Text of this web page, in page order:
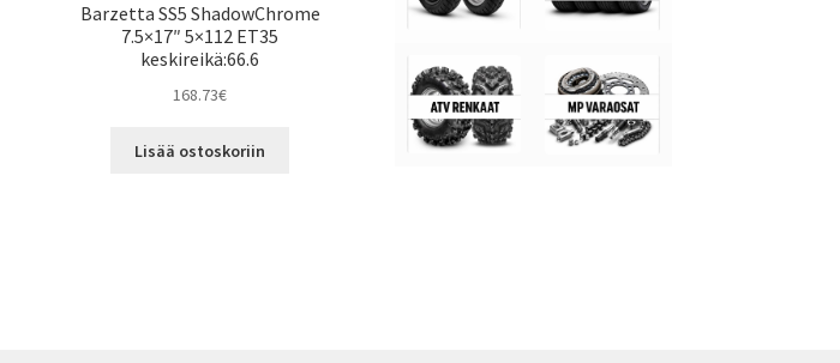
Barzetta SS5 ShadowChrome
7.5×17″ 5×112 ET35
keskireikä:66.6
168.73€
Lisää ostoskoriin